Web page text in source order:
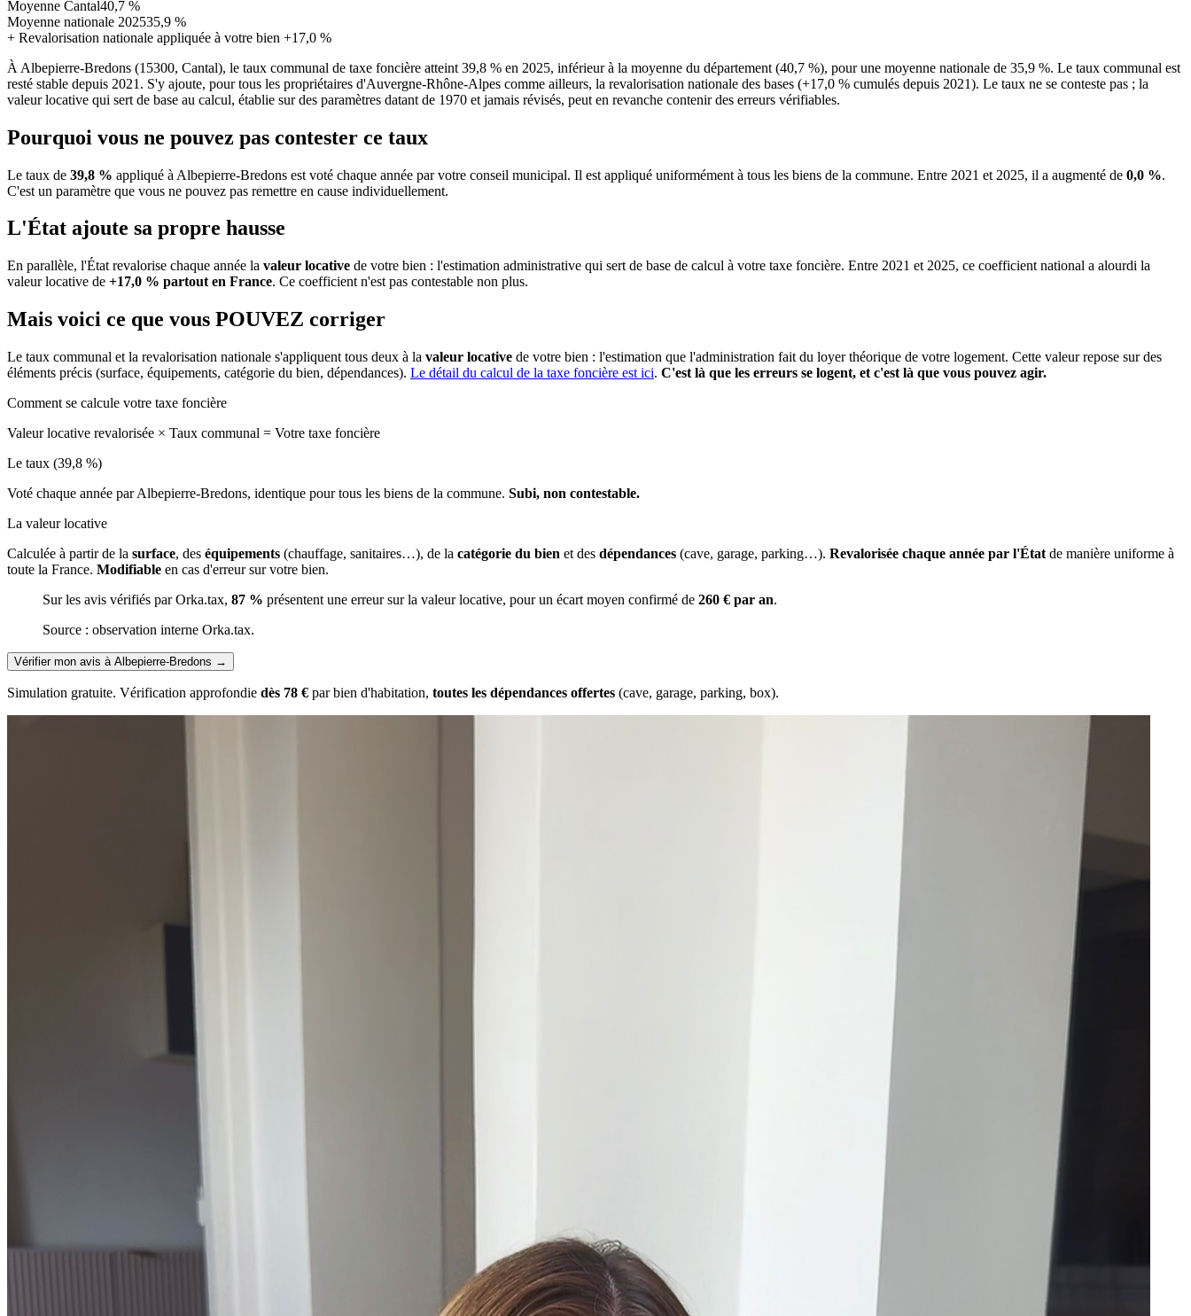
Moyenne Cantal40,7 %
Moyenne nationale 202535,9 %
+ Revalorisation nationale appliquée à votre bien +17,0 %
À Albepierre-Bredons (15300, Cantal), le taux communal de taxe foncière atteint 39,8 % en 2025, inférieur à la moyenne du département (40,7 %), pour une moyenne nationale de 35,9 %. Le taux communal est
resté stable depuis 2021. S'y ajoute, pour tous les propriétaires d'Auvergne-Rhône-Alpes comme ailleurs, la revalorisation nationale des bases (+17,0 % cumulés depuis 2021). Le taux ne se conteste pas ; la
valeur locative qui sert de base au calcul, établie sur des paramètres datant de 1970 et jamais révisés, peut en revanche contenir des erreurs vérifiables.
Pourquoi vous ne pouvez pas contester ce taux
Le taux de 39,8 % appliqué à Albepierre-Bredons est voté chaque année par votre conseil municipal. Il est appliqué uniformément à tous les biens de la commune. Entre 2021 et 2025, il a augmenté de 0,0 %.
C'est un paramètre que vous ne pouvez pas remettre en cause individuellement.
L'État ajoute sa propre hausse
En parallèle, l'État revalorise chaque année la valeur locative de votre bien : l'estimation administrative qui sert de base de calcul à votre taxe foncière. Entre 2021 et 2025, ce coefficient national a alourdi la
valeur locative de +17,0 % partout en France. Ce coefficient n'est pas contestable non plus.
Mais voici ce que vous POUVEZ corriger
Le taux communal et la revalorisation nationale s'appliquent tous deux à la valeur locative de votre bien : l'estimation que l'administration fait du loyer théorique de votre logement. Cette valeur repose sur des
éléments précis (surface, équipements, catégorie du bien, dépendances). Le détail du calcul de la taxe foncière est ici. C'est là que les erreurs se logent, et c'est là que vous pouvez agir.
Comment se calcule votre taxe foncière
Valeur locative revalorisée × Taux communal = Votre taxe foncière
Le taux (39,8 %)
Voté chaque année par Albepierre-Bredons, identique pour tous les biens de la commune. Subi, non contestable.
La valeur locative
Calculée à partir de la surface, des équipements (chauffage, sanitaires…), de la catégorie du bien et des dépendances (cave, garage, parking…). Revalorisée chaque année par l'État de manière uniforme à
toute la France. Modifiable en cas d'erreur sur votre bien.
Sur les avis vérifiés par Orka.tax, 87 % présentent une erreur sur la valeur locative, pour un écart moyen confirmé de 260 € par an.
Source : observation interne Orka.tax.
Vérifier mon avis à Albepierre-Bredons →
Simulation gratuite. Vérification approfondie dès 78 € par bien d'habitation, toutes les dépendances offertes (cave, garage, parking, box).